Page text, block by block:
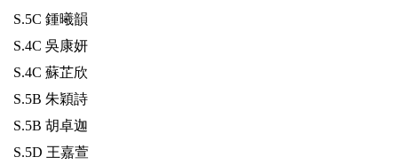
S.5C 鍾曦韻
S.4C 吳康妍
S.4C 蘇芷欣
S.5B 朱穎詩
S.5B 胡卓迦
S.5D 王嘉萱